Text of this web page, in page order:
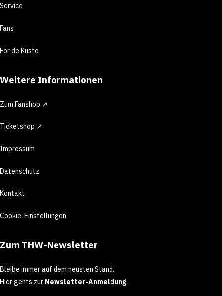
Service
Fans
För de Küste
Weitere Informationen
Zum Fanshop ↗
Ticketshop ↗
Impressum
Datenschutz
Kontakt
Cookie-Einstellungen
Zum THW-Newsletter
Bleibe immer auf dem neusten Stand.
Hier gehts zur Newsletter-Anmeldung.